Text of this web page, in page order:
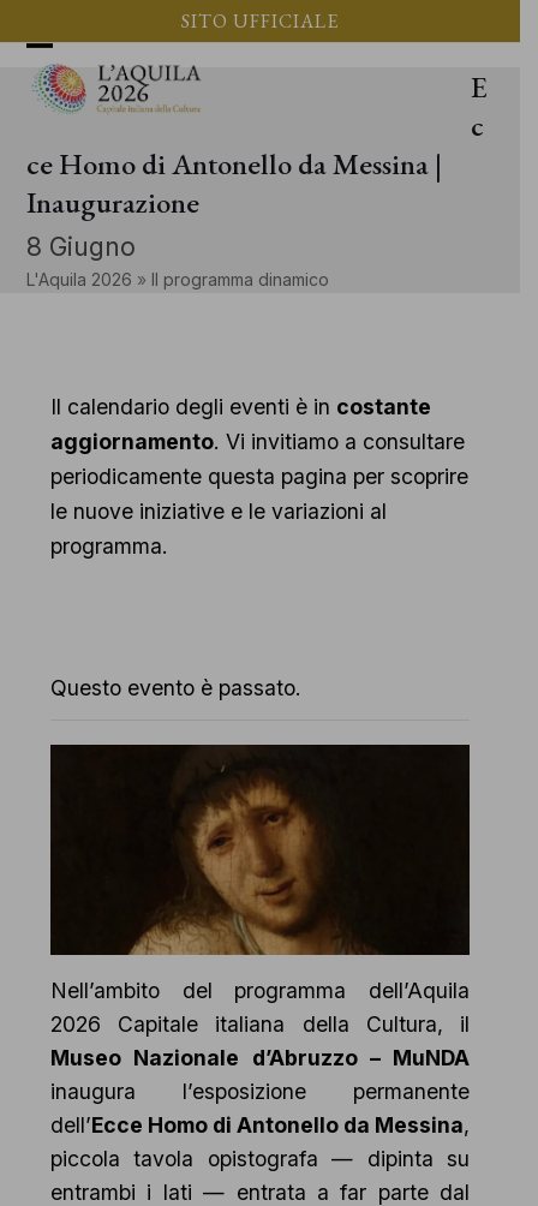
al
contenuto
SITO UFFICIALE
Apri
menu
mobile
Chiudi
menu
mobile
E
c
ce Homo di Antonello da Messina |
Inaugurazione
8 Giugno
L'Aquila 2026 » Il programma dinamico
Il calendario degli eventi è in costante
aggiornamento. Vi invitiamo a consultare
periodicamente questa pagina per scoprire
le nuove iniziative e le variazioni al
programma.
Questo evento è passato.
Nell’ambito del programma dell’Aquila
2026 Capitale italiana della Cultura, il
Museo Nazionale d’Abruzzo – MuNDA
inaugura l’esposizione permanente
dell’Ecce Homo di Antonello da Messina,
piccola tavola opistografa — dipinta su
entrambi i lati — entrata a far parte dal